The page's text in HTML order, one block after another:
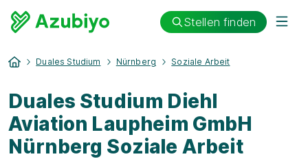
Stellen finden
Duales Studium Nürnberg Soziale Arbeit
Duales Studium Diehl
Aviation Laupheim GmbH
Nürnberg Soziale Arbeit